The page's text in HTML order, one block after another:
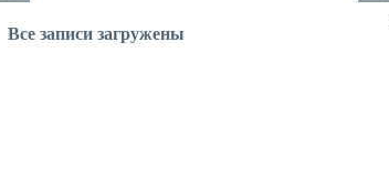
Все записи загружены